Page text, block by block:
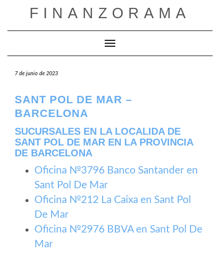
FINANZORAMA
Cambiar modo de navegación
7 de junio de 2023
SANT POL DE MAR –
BARCELONA
SUCURSALES EN LA LOCALIDA DE
SANT POL DE MAR EN LA PROVINCIA
DE BARCELONA
Oficina №3796 Banco Santander en
Sant Pol De Mar
Oficina №212 La Caixa en Sant Pol
De Mar
Oficina №2976 BBVA en Sant Pol De
Mar